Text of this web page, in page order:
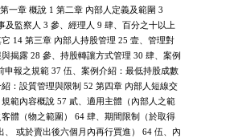
一章 概說 1 第二章 內部人定義及範圍 3
及監察人 3 參、經理人 9 肆、百分之十以上
14 第三章 內部人持股管理 25 壹、管理對
揭露 28 參、持股轉讓方式管理 30 肆、案例
申報之規範 37 伍、案例介紹：最低持股成數
：設質管理與限制 52 第四章 內部人短線交
範內容概說 57 貳、適用主體（內部人之範
體（物之範圍） 64 肆、期間限制（於取得
、 或於賣出後六個月內再行買進） 64 伍、內